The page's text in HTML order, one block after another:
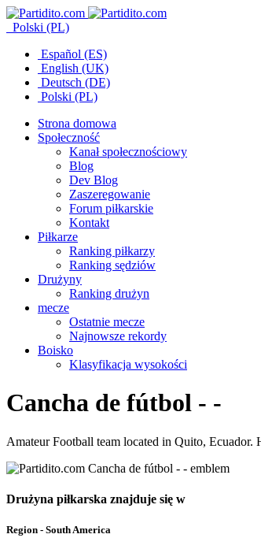
Polski (PL)
Español (ES)
English (UK)
Deutsch (DE)
Polski (PL)
Strona domowa
Społeczność
Kanał społecznościowy
Blog
Dev Blog
Zaszeregowanie
Forum piłkarskie
Kontakt
Piłkarze
Ranking piłkarzy
Ranking sędziów
Drużyny
Ranking drużyn
mecze
Ostatnie mecze
Najnowsze rekordy
Boisko
Klasyfikacja wysokości
Cancha de fútbol - -
Amateur Football team located in Quito, Ecuador.
Drużyna piłkarska znajduje się w
Region - South America